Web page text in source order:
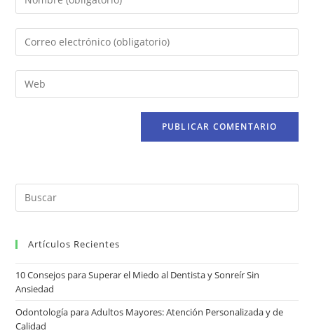
Artículos Recientes
10 Consejos para Superar el Miedo al Dentista y Sonreír Sin
Ansiedad
Odontología para Adultos Mayores: Atención Personalizada y de
Calidad